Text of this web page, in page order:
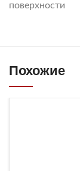
поверхности
Похожие